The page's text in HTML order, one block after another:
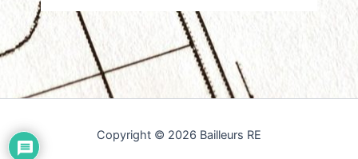
Copyright © 2026 Bailleurs RE